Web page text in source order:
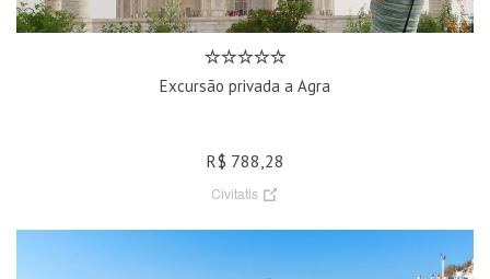
Excursão privada a Agra
R$ 788,28
Civitatis